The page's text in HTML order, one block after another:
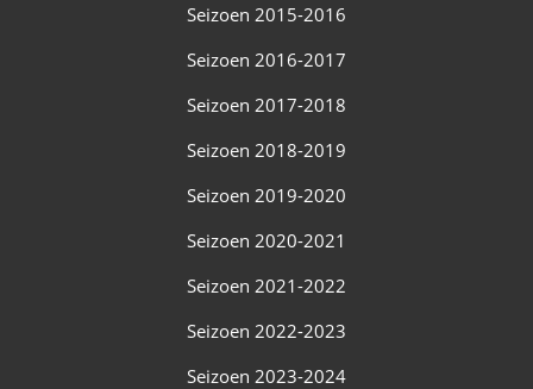
Seizoen 2015-2016
Seizoen 2016-2017
Seizoen 2017-2018
Seizoen 2018-2019
Seizoen 2019-2020
Seizoen 2020-2021
Seizoen 2021-2022
Seizoen 2022-2023
Seizoen 2023-2024